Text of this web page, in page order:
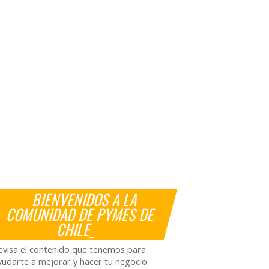
BIENVENIDOS A LA
COMUNIDAD DE PYMES DE
CHILE_
el contenido que tenemos para
a mejorar y hacer tu negocio.